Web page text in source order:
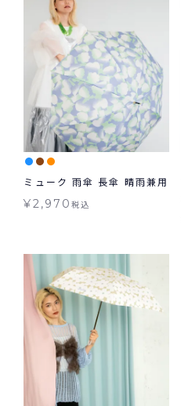
ミューク 雨傘 長傘 晴雨兼用
¥2,970税込